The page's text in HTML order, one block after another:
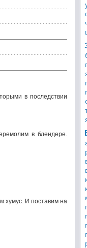
в последствии
в блендере.
хумус. И поставим на